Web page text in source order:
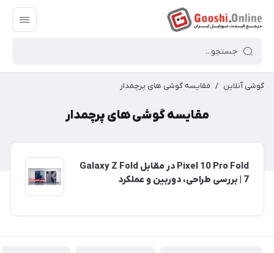
گوشی آنلاین / مقایسه گوشی های پرچمدار
مقایسه گوشی های پرچمدار
Pixel 10 Pro Fold در مقابل Galaxy Z Fold
7 | بررسی طراحی، دوربین و عملکرد